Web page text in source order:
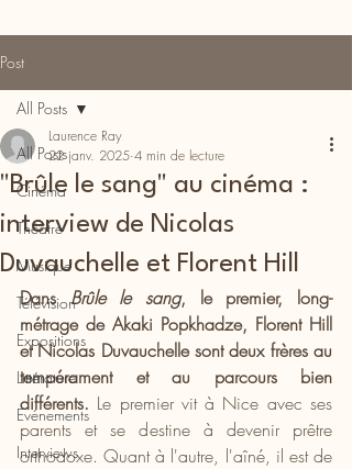
Post
All Posts
Cinéma
Théâtre
Musique
Télévision
Expositions
Littérature
Evénements
Interviews
All Posts
"Brûle le sang" au cinéma :
interview de Nicolas
Duvauchelle et Florent Hill
Laurence Ray
22 janv. 2025 4 min de lecture
Dans Brûle le sang, le premier, long-
métrage de Akaki Popkhadze, Florent Hill
et Nicolas Duvauchelle sont deux frères au
tempérament et au parcours bien
différents. Le premier vit à Nice avec ses
parents et se destine à devenir prêtre
orthodoxe. Quant à l'autre, l'aîné, il est de